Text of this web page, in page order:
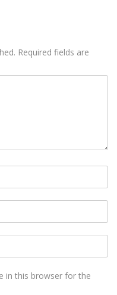
Required fields are
in this browser for the